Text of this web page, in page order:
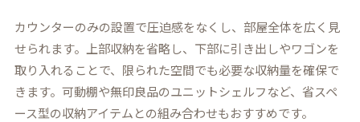
カウンターのみの設置で圧迫感をなくし、部屋全体を広く見
せられます。上部収納を省略し、下部に引き出しやワゴンを
取り入れることで、限られた空間でも必要な収納量を確保で
きます。可動棚や無印良品のユニットシェルフなど、省スペ
ース型の収納アイテムとの組み合わせもおすすめです。